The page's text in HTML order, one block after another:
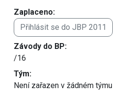
Zaplaceno:
Přihlásit se do JBP 2011
Závody do BP:
/16
Tým:
Není zařazen v žádném týmu